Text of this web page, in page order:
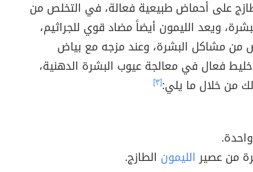
على أحماض طبيعية فعالة، في التخلص من
ويعد الليمون أيضاً مضاد قوي للجراثيم،
من مشاكل البشرة، وعند مزجه مع بياض
فعال في معالجة عيوب البشرة الدهنية،
من خلال ما يلي:[٣]
من عصيرالليمون الطازج.